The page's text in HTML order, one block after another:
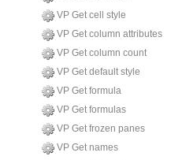
VP Get cell style
VP Get column attributes
VP Get column count
VP Get default style
VP Get formula
VP Get formulas
VP Get frozen panes
VP Get names